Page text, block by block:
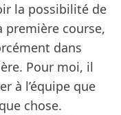
la possibilité de
première course,
dans
Pour moi, il
à l’équipe que
chose.